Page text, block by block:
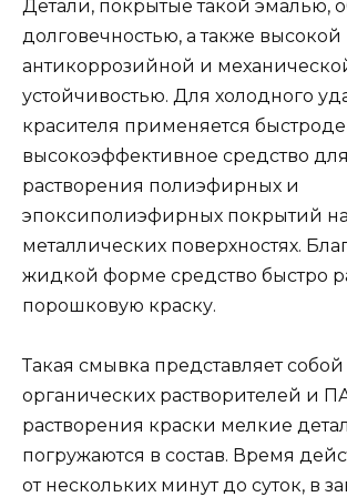
Детали, покрытые такой эмалью,
долговечностью, а также высокой
антикоррозийной и
устойчивостью. Для холодного
красителя применяется
высокоэффективное средство для
растворения полиэфирных и
эпоксиполиэфирных покрытий на
металлических поверхностях.
жидкой форме средство быстро
порошковую краску.
Такая смывка представляет
органических растворителей и
растворения краски мелкие
погружаются в состав. Время
от нескольких минут до суток, в